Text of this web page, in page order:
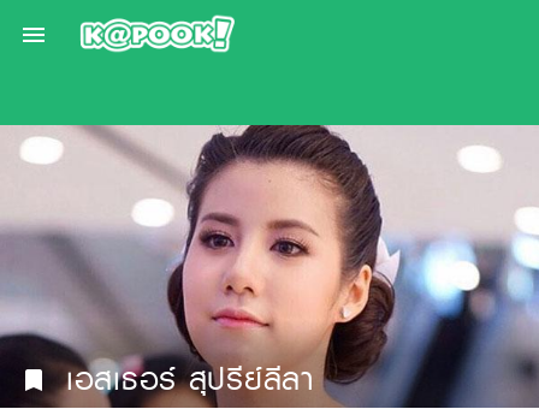

bookmark เอสเธอร์ สุปรีย์ลีลา